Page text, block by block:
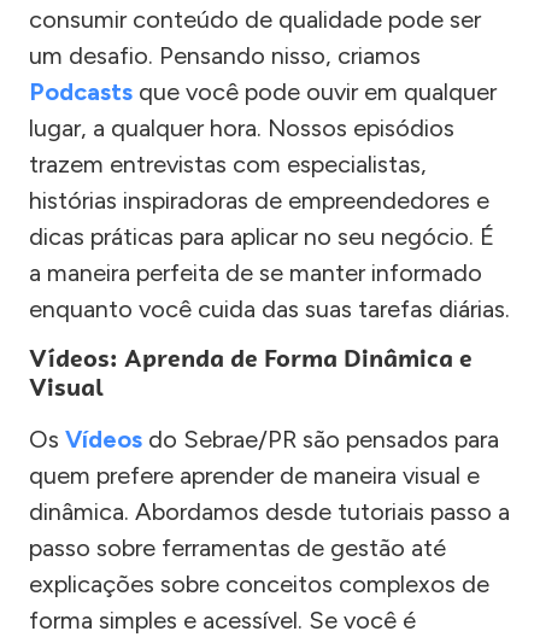
consumir conteúdo de qualidade pode ser
um desafio. Pensando nisso, criamos
Podcasts que você pode ouvir em qualquer
lugar, a qualquer hora. Nossos episódios
trazem entrevistas com especialistas,
histórias inspiradoras de empreendedores e
dicas práticas para aplicar no seu negócio. É
a maneira perfeita de se manter informado
enquanto você cuida das suas tarefas diárias.
Vídeos: Aprenda de Forma Dinâmica e
Visual
Os Vídeos do Sebrae/PR são pensados para
quem prefere aprender de maneira visual e
dinâmica. Abordamos desde tutoriais passo a
passo sobre ferramentas de gestão até
explicações sobre conceitos complexos de
forma simples e acessível. Se você é